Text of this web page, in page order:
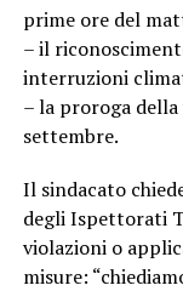
prime ore del
– il
interruzioni
– la proroga
settembre.
Il sindacato
degli Ispettorati
violazioni o
misure: